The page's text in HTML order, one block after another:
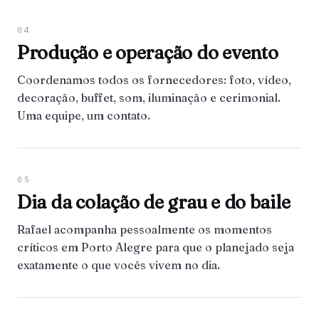
04
Produção e operação do evento
Coordenamos todos os fornecedores: foto, vídeo,
decoração, buffet, som, iluminação e cerimonial.
Uma equipe, um contato.
05
Dia da colação de grau e do baile
Rafael acompanha pessoalmente os momentos
críticos em Porto Alegre para que o planejado seja
exatamente o que vocês vivem no dia.